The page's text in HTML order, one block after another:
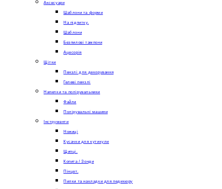
Аксесуари
Шаблони та форми
На підпитку.
Шаблони
Безпилові тампони
Ацесорія
Щітки
Пензлі для декорування
Гелеві пензлі
Напилки та полірувальники
Файли
Полірувальні машини
Інструменти
Ножиці
Кусачки для кутикули
Щипці.
Копита / Зонди
Пінцет.
Пилки та накладки для педикюру